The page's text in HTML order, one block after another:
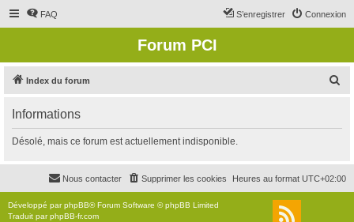
FAQ Connexion
S’enregistrer
Forum PCI
Index du forum
r
c
Informations
Désolé, mais ce forum est actuellement indisponible.
Heures au format UTC+02:00
Supprimer les cookies
Nous contacter
Développé parphpBB® Forum Software © phpBB Limited
Traduit parphpBB-fr.com